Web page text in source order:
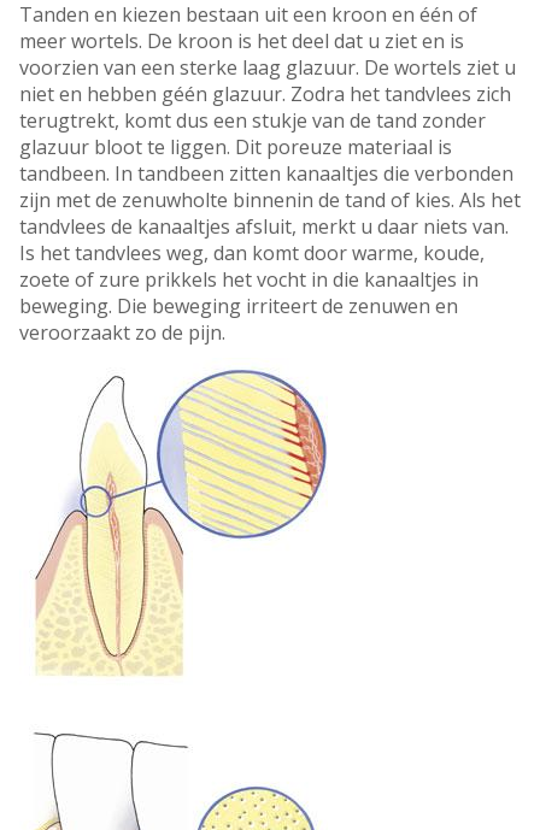
Tanden en kiezen bestaan uit een kroon en één of
meer wortels. De kroon is het deel dat u ziet en is
voorzien van een sterke laag glazuur. De wortels ziet u
niet en hebben géén glazuur. Zodra het tandvlees zich
terugtrekt, komt dus een stukje van de tand zonder
glazuur bloot te liggen. Dit poreuze materiaal is
tandbeen. In tandbeen zitten kanaaltjes die verbonden
zijn met de zenuwholte binnenin de tand of kies. Als het
tandvlees de kanaaltjes afsluit, merkt u daar niets van.
Is het tandvlees weg, dan komt door warme, koude,
zoete of zure prikkels het vocht in die kanaaltjes in
beweging. Die beweging irriteert de zenuwen en
veroorzaakt zo de pijn.